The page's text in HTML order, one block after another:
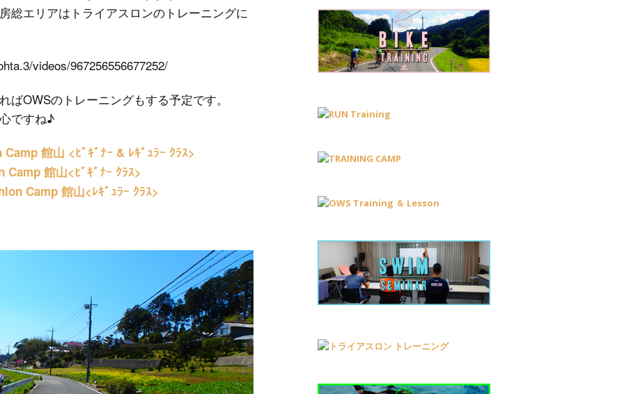
TRIATHLON TRAINING
INDOOR Training
TRAINING CAMP
総エリアはトライアスロンのトレーニングに
videos/967256556677252/
OWSのトレーニングもする予定です。
ですね♪
Camp 館山 <ﾋﾞｷﾞﾅｰ & ﾚｷﾞｭﾗｰ ｸﾗｽ>
館山<ﾋﾞｷﾞﾅｰ ｸﾗｽ>
Camp 館山<ﾚｷﾞｭﾗｰ ｸﾗｽ>